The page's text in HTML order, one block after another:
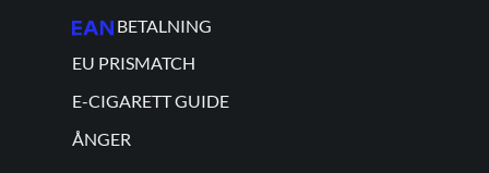
BETALNING
EU PRISMATCH
E-CIGARETT GUIDE
ÅNGER